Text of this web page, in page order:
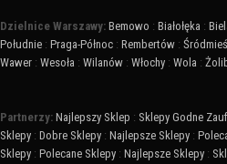
Dzielnice Warszawy: Bemowo : Białołęka :
Południe : Praga-Północ : Rembertów :
Wawer : Wesoła : Wilanów : Włochy : Wola :
Partnerzy: Najlepszy Sklep : Sklepy Godne
Sklepy : Dobre Sklepy : Najlepsze Sklepy :
Sklepy : Polecane Sklepy : Najlepsze Sklepy :